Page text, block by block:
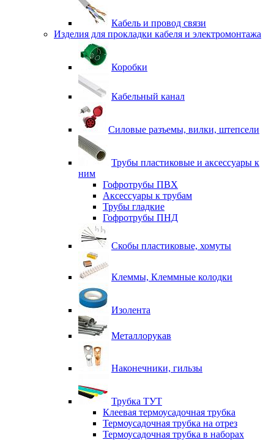
Кабель и провод связи
Изделия для прокладки кабеля и электромонтажа
Коробки
Кабельный канал
Силовые разъемы, вилки, штепсели
Трубы пластиковые и аксессуары к
ним
Гофротрубы ПВХ
Аксессуары к трубам
Трубы гладкие
Гофротрубы ПНД
Скобы пластиковые, хомуты
Клеммы, Клеммные колодки
Изолента
Металлорукав
Наконечники, гильзы
Трубка ТУТ
Клеевая термоусадочная трубка
Термоусадочная трубка на отрез
Термоусадочная трубка в наборах